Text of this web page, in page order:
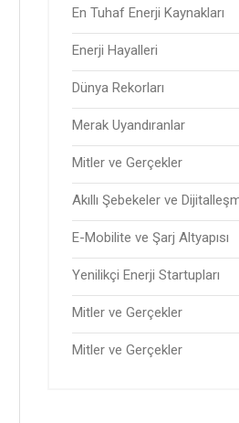
En Tuhaf Enerji Kaynakları
Enerji Hayalleri
Dünya Rekorları
Merak Uyandıranlar
Mitler ve Gerçekler
Akıllı Şebekeler ve
E-Mobilite ve Şarj Altyapısı
Yenilikçi Enerji Startupları
Mitler ve Gerçekler
Mitler ve Gerçekler